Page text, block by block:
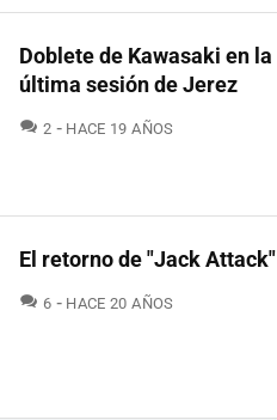
Doblete de Kawasaki en la
última sesión de Jerez
2 COMENTARIOS
HACE 19 AÑOS
El retorno de "Jack Attack"
6 COMENTARIOS
HACE 20 AÑOS